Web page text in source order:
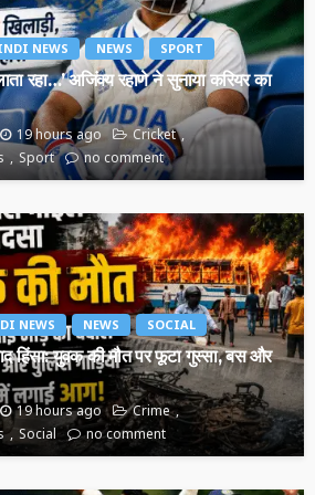
NEWS NEWS SPORT
रहा…’ अजिंक्य रहाणे ने सुनाया करियर का
19 hours ago
Cricket
Sport no comment
NEWS NEWS SOCIAL
हिंसा: युवक की मौत पर फूटा गुस्सा, बस और
19 hours ago
Crime
Social no comment